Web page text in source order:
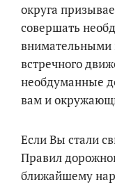
округа
совершать
внимательными
встречного
необдуманные
вам и
Если Вы стали
Правил
ближайшему